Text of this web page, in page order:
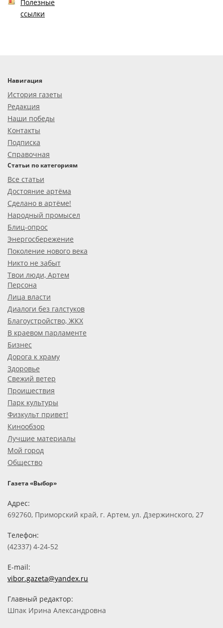
Полезные
ссылки
Навигация
История газеты
Редакция
Наши победы
Контакты
Подписка
Справочная
Статьи по категориям
Все статьи
Достояние артёма
Сделано в артёме!
Народный промысел
Блиц-опрос
Энергосбережение
Поколение нового века
Никто не забыт
Твои люди, Артем
Персона
Лица власти
Диалоги без галстуков
Благоустройство, ЖКХ
В краевом парламенте
Бизнес
Дорога к храму
Здоровье
Свежий ветер
Проишествия
Парк культуры
Физкульт привет!
Кинообзор
Лучшие материалы
Мой город
Общество
Газета «Выбор»
Адрес:
692760, Приморский край, г. Артем, ул. Дзержинского, 27
Телефон:
(42337) 4-24-52
E-mail:
vibor.gazeta@yandex.ru
Главный редактор:
Шпак Ирина Александровна